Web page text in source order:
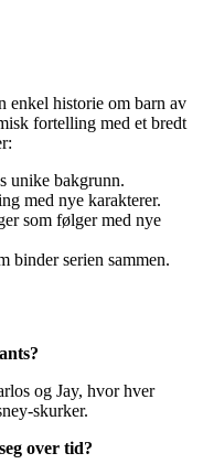
enkel historie om barn av
fortelling med et bredt
unike bakgrunn.
med nye karakterer.
som følger med nye
binder serien sammen.
og Jay, hvor hver
skurker.
over tid?